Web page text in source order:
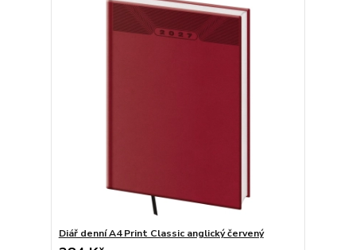
Diář denní A4 Print Classic anglický červený